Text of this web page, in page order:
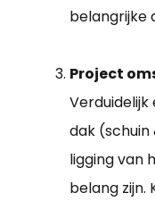
belangrijke
Project
Verduidelijk
dak
ligging van
belang zijn.